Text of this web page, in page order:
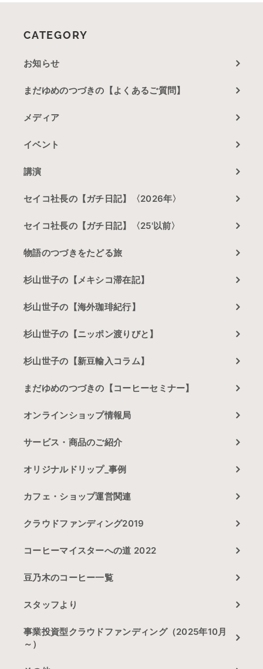
CATEGORY
お知らせ
まだゆめのつづきの【よくあるご質問】
メディア
イベント
講演
セイコ社長の【ガチ日記】〈2026年〉
セイコ社長の【ガチ日記】〈25'以前〉
物語のつづきをたどる旅
杉山世子の【メキシコ滞在記】
杉山世子の【海外珈琲紀行】
杉山世子の【ニッポン渡りびと】
杉山世子の【新豆輸入コラム】
まだゆめのつづきの【コーヒーセミナー】
オンラインショップ情報局
サービス・商品のご紹介
オリジナルドリップ_事例
カフェ・ショップ運営関連
クラウドファンディング2019
コーヒーマイスターへの道 2022
豆乃木のコーヒー一覧
スタッフより
事業投資型クラウドファンディング（2025年10月
～）